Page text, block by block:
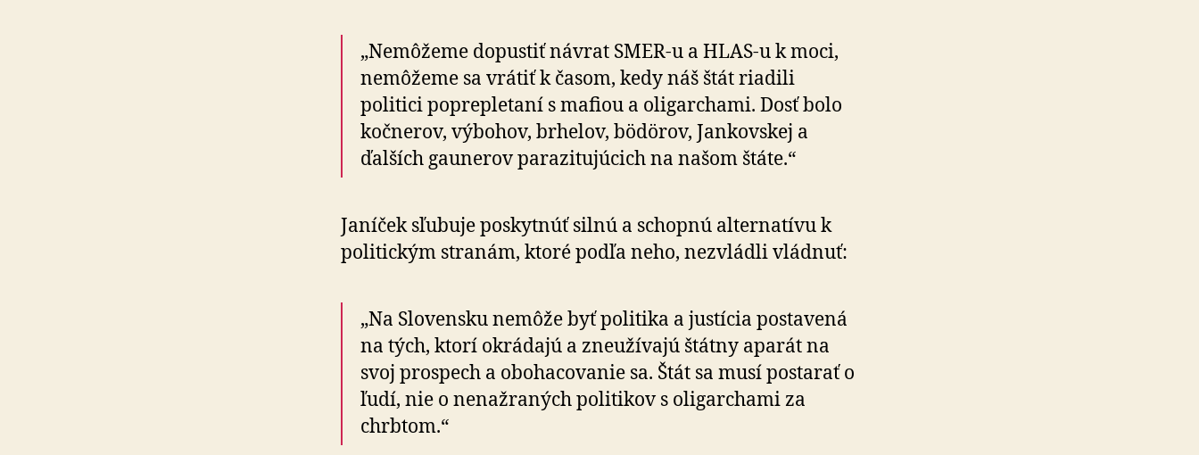
„Nemôžeme dopustiť návrat SMER-u a HLAS-u k moci,
nemôžeme sa vrátiť k časom, kedy náš štát riadili
politici poprepletaní s mafiou a oligarchami. Dosť bolo
kočnerov, výbohov, brhelov, bödörov, Jankovskej a
ďalších gaunerov parazitujúcich na našom štáte.“
Janíček sľubuje poskytnúť silnú a schopnú alternatívu k
politickým stranám, ktoré podľa neho, nezvládli vládnuť:
„Na Slovensku nemôže byť politika a justícia postavená
na tých, ktorí okrádajú a zneužívajú štátny aparát na
svoj prospech a obohacovanie sa. Štát sa musí postarať o
ľudí, nie o nenažraných politikov s oligarchami za
chrbtom.“